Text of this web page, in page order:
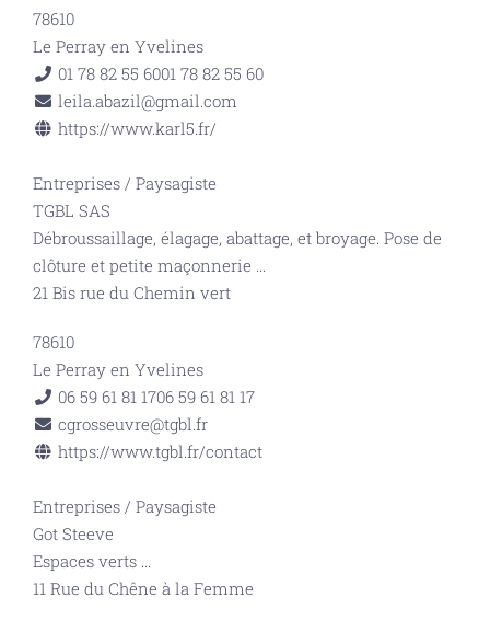
78610
Le Perray en Yvelines
01 78 82 55 6001 78 82 55 60
leila.abazil@gmail.com
https://www.karl5.fr/
Entreprises / Paysagiste
TGBL SAS
Débroussaillage, élagage, abattage, et broyage. Pose de
clôture et petite maçonnerie ...
21 Bis rue du Chemin vert
78610
Le Perray en Yvelines
06 59 61 81 1706 59 61 81 17
cgrosseuvre@tgbl.fr
https://www.tgbl.fr/contact
Entreprises / Paysagiste
Got Steeve
Espaces verts ...
11 Rue du Chêne à la Femme